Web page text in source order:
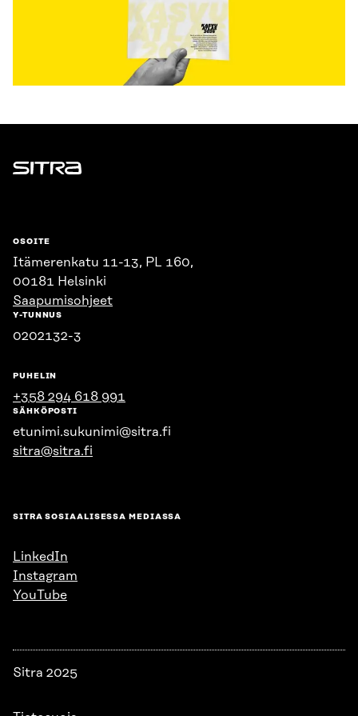
Sitra
OSOITE
Itämerenkatu 11-13, PL 160,
00181 Helsinki
Saapumisohjeet
Y-TUNNUS
0202132-3
PUHELIN
+358 294 618 991
SÄHKÖPOSTI
etunimi.sukunimi@sitra.fi
sitra@sitra.fi
SITRA SOSIAALISESSA MEDIASSA
LinkedIn
Instagram
YouTube
Sitra 2025